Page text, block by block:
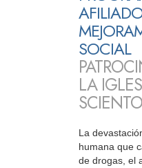
SOCIAL
LA
La
humana que
de drogas, el